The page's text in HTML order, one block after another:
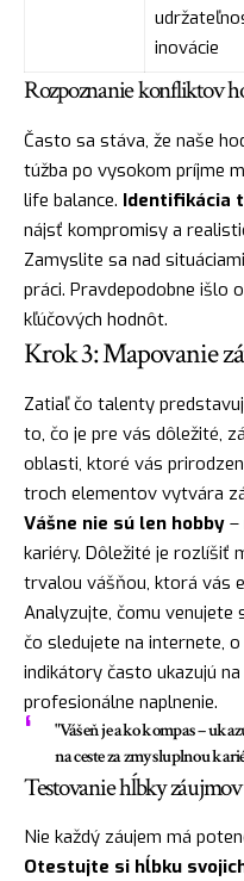
inovácie
Rozpoznanie konfliktov
Často sa stáva, že naše
túžba po vysokom príjme
life balance. Identifikácia
nájsť kompromisy a
Zamyslite sa nad
práci. Pravdepodobne išlo
kľúčových hodnôt.
Krok 3: Mapovanie
Zatiaľ čo talenty
to, čo je pre vás dôležité,
oblasti, ktoré vás
troch elementov vytvára
Vášne nie sú len hobby –
kariéry. Dôležité je rozlíšiť
trvalou vášňou, ktorá vás
Analyzujte, čomu venujete
čo sledujete na internete,
indikátory často ukazujú
profesionálne naplnenie.
"Vášeň je ako kompas –
na ceste za zmysluplnou
Testovanie hĺbky záujmov
Nie každý záujem má
Otestujte si hĺbku